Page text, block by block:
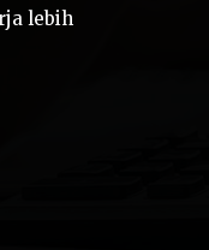
lebih